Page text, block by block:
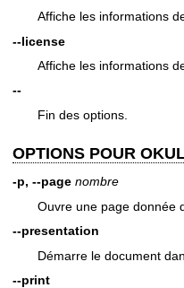
Affiche les informations
--license
Affiche les informations
--
Fin des options.
OPTIONS POUR
-p, --page nombre
Ouvre une page donnée
--presentation
Démarre le document
--print